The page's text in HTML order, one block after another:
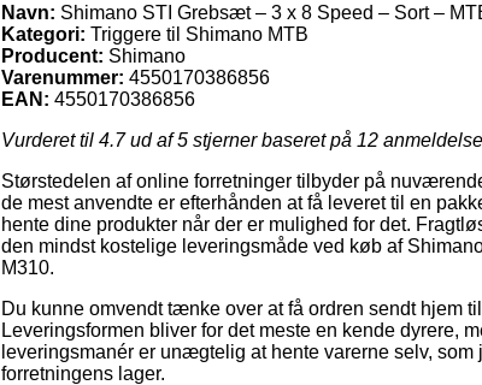
Navn: Shimano STI Grebsæt – 3 x 8 Speed – Sort –
Kategori: Triggere til Shimano MTB
Producent: Shimano
Varenummer: 4550170386856
EAN: 4550170386856
Vurderet til 4.7ud af 5 stjerner baseret på 12
Størstedelen af online forretninger tilbyder på
de mest anvendte er efterhånden at få leveret til en
hente dine produkter når der er mulighed for det.
den mindst kostelige leveringsmåde ved køb af
M310.
Du kunne omvendt tænke over at få ordren sendt hjem
Leveringsformen bliver for det meste en kende dyrere,
leveringsmanér er unægtelig at hente varerne selv,
forretningens lager.